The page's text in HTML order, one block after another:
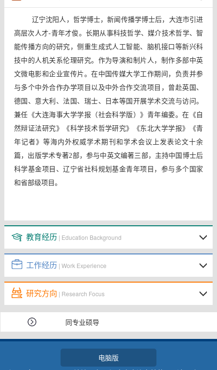
辽宁沈阳人，哲学博士，新闻传播学博士后，大连市引进
高层次人才-青年才俊。 长期从事科技哲学、媒介技术哲学、智
能传播方向的研究，侧重生成式人工智能、脑机接口等新兴科
技中的人机关系伦理研究。作为导演和制片人，制作多部中英
文微电影和企业宣传片。在中国传媒大学工作期间，负责并参
与多个中外合作办学项目以及中外合作交流项目，曾赴英国、
德国、意大利、法国、瑞士、日本等国开展学术交流与访问。
兼任《大连海事大学学报（社会科学版）》青年编委。在《自
然辩证法研究》《科学技术哲学研究》《东北大学学报》《青
年记者》等海内外权威学术期刊和学术会议上发表论文十余
篇，出版学术专著2部，参与中英文编著三部，主持中国博士后
科学基金项目、辽宁省社科规划基金青年项目，参与多个国家
和省部级项目。
教育经历 | Education Background
工作经历 | Work Experience
研究方向 | Research Focus
同专业硕导
电脑版